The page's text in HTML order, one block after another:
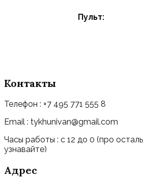
Пульт:
Контакты
Телефон : +7 495 771 555 8
Email : tykhunivan@gmail.com
Часы работы : с 12 до 0 (про
узнавайте)
Адрес